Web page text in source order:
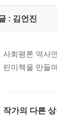
: 김언진
사회평론 역사
린이책을 만들
작가의 다른